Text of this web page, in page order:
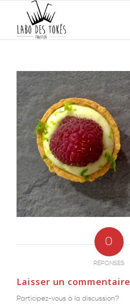
0
RÉPONSES
Laisser un commentaire
Participez-vous à la discussion?